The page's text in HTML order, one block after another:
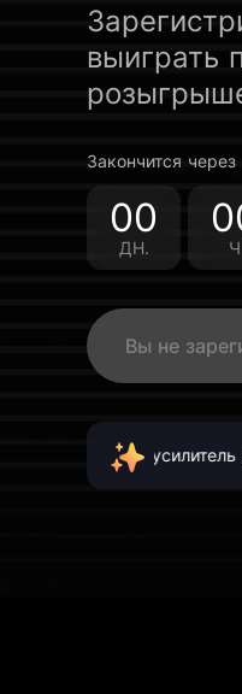
выиграть
Закончится через
00
ДН. Ч
Вы не
10% APR усилитель